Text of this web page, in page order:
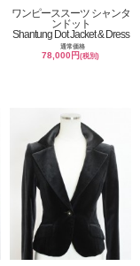
ワンピーススーツ シャンタ
ンドット
Shantung Dot Jacket & Dress
通常価格
78,000円(税別)